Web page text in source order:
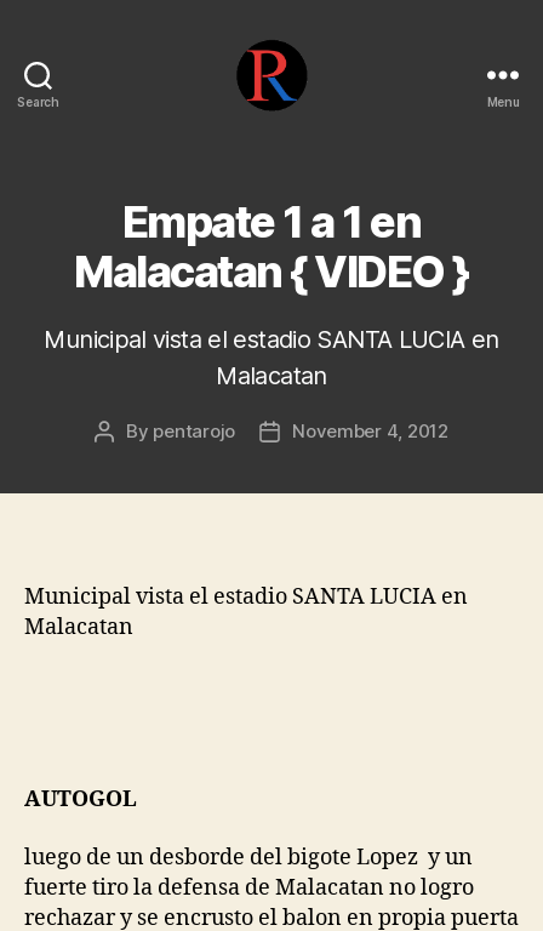
Search Menu
Empate 1 a 1 en
Malacatan { VIDEO }
Municipal vista el estadio SANTA LUCIA en
Malacatan
Post
By pentarojo
PostNovember 4, 2012
Municipal vista el estadio SANTA LUCIA en
Malacatan
AUTOGOL
luego de un desborde del bigote Lopez y un
fuerte tiro la defensa de Malacatan no logro
rechazar y se encrusto el balon en propia puerta